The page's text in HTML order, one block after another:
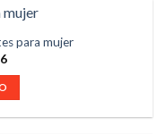
para mujer